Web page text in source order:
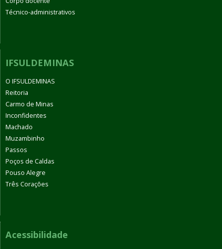
Técnico-administrativos
IFSULDEMINAS
O IFSULDEMINAS
Reitoria
Carmo de Minas
Inconfidentes
Machado
Muzambinho
Passos
Poços de Caldas
Pouso Alegre
Três Corações
Acessibilidade